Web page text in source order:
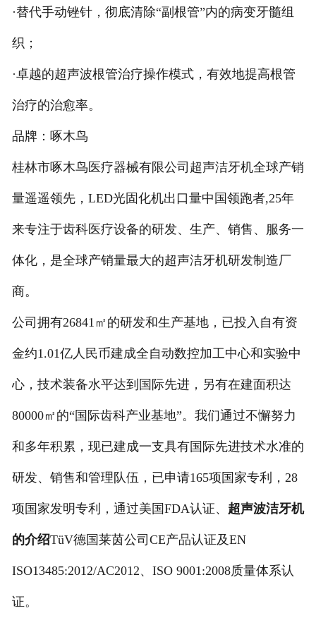
·替代手动锉针，彻底清除“副根管”内的病变牙髓组
织；
·卓越的超声波根管治疗操作模式，有效地提高根管
治疗的治愈率。
品牌：啄木鸟
桂林市啄木鸟医疗器械有限公司超声洁牙机全球产销
量遥遥领先，LED光固化机出口量中国领跑者,25年
来专注于齿科医疗设备的研发、生产、销售、服务一
体化，是全球产销量最大的超声洁牙机研发制造厂
商。
公司拥有26841㎡的研发和生产基地，已投入自有资
金约1.01亿人民币建成全自动数控加工中心和实验中
心，技术装备水平达到国际先进，另有在建面积达
80000㎡的“国际齿科产业基地”。我们通过不懈努力
和多年积累，现已建成一支具有国际先进技术水准的
研发、销售和管理队伍，已申请165项国家专利，28
项国家发明专利，通过美国FDA认证、 超声波洁牙机
的介绍TüV德国莱茵公司CE产品认证及EN
ISO13485:2012/AC2012、ISO 9001:2008质量体系认
证。